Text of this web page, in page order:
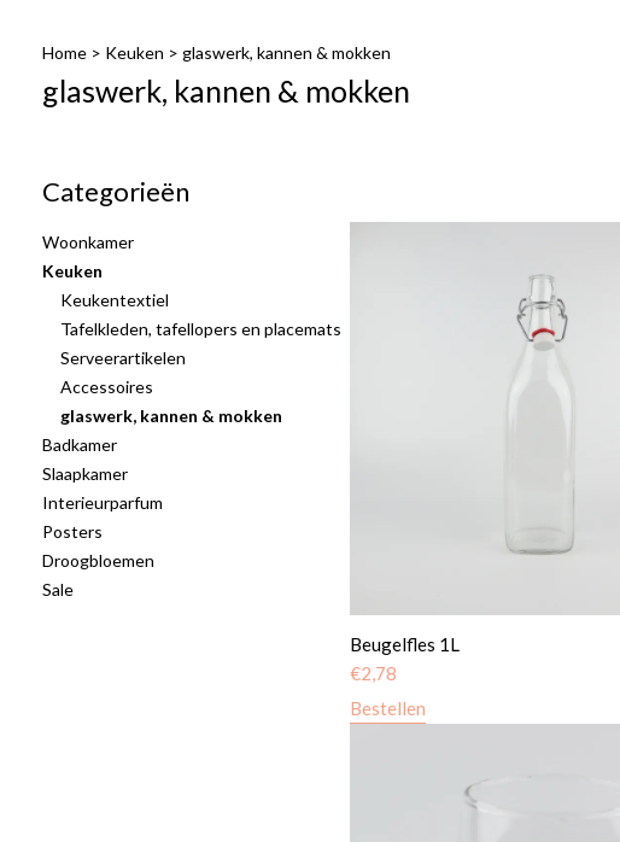
Home > Keuken > glaswerk, kannen & mokken
glaswerk, kannen & mokken
Categorieën
Woonkamer
Keuken
Keukentextiel
Tafelkleden, tafellopers en placemats
Serveerartikelen
Accessoires
glaswerk, kannen & mokken
Badkamer
Slaapkamer
Interieurparfum
Posters
Droogbloemen
Sale
Beugelfles 1L
€2,78
Bestellen